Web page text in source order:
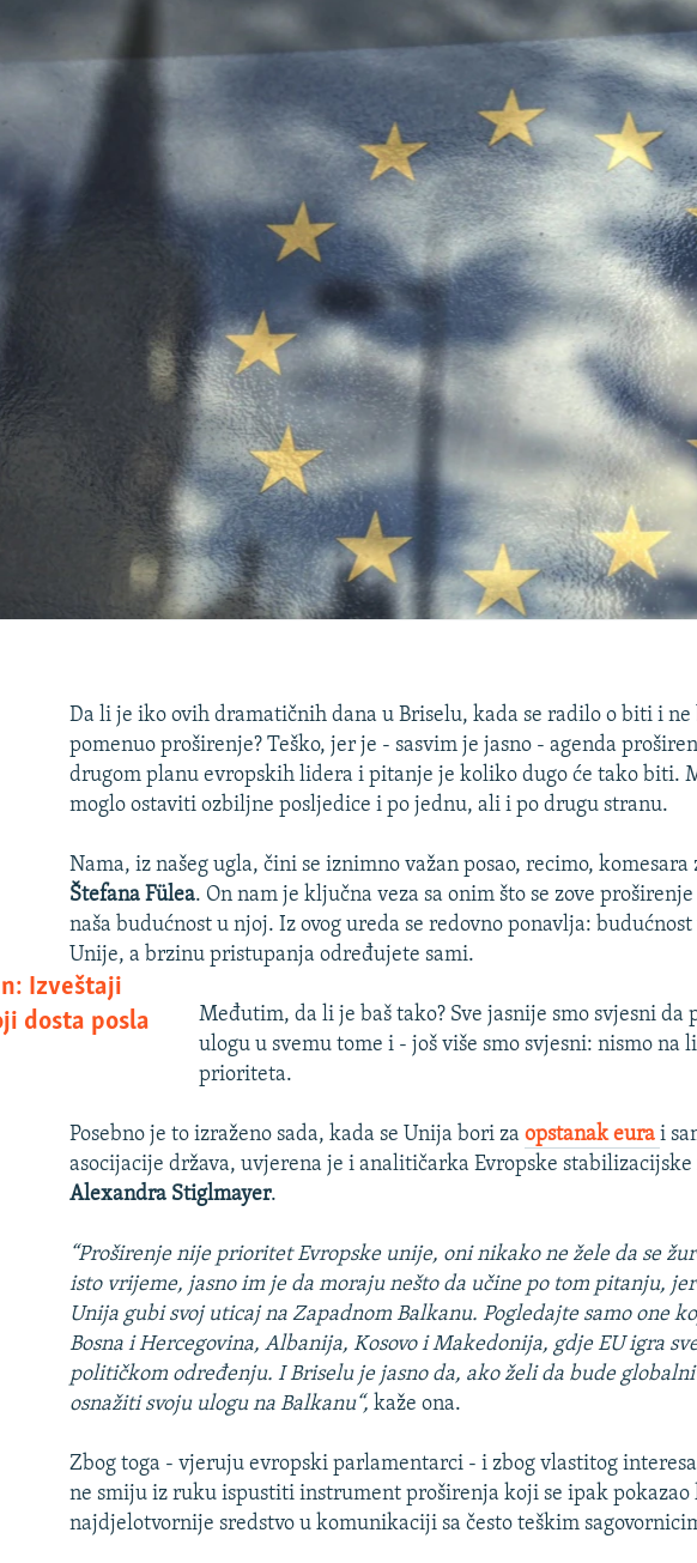
Da li je iko ovih dramatičnih dana u Briselu, kada se radilo o biti i ne
pomenuo proširenje? Teško, jer je - sasvim je jasno - agenda
drugom planu evropskih lidera i pitanje je koliko dugo će tako biti.
moglo ostaviti ozbiljne posljedice i po jednu, ali i po drugu stranu.
Nama, iz našeg ugla, čini se iznimno važan posao, recimo, komesara
Štefana Fülea. On nam je ključna veza sa onim što se zove
naša budućnost u njoj. Iz ovog ureda se redovno ponavlja:
Unije, a brzinu pristupanja određujete sami.
Izveštaji
dosta posla
Međutim, da li je baš tako? Sve jasnije smo svjesni da
ulogu u svemu tome i - još više smo svjesni: nismo na
prioriteta.
Posebno je to izraženo sada, kada se Unija bori zaopstanak eurai
asocijacije država, uvjerena je i analitičarka Evropske
Alexandra Stiglmayer.
“Proširenje nije prioritet Evropske unije, oni nikako ne žele da se
isto vrijeme, jasno im je da moraju nešto da učine po tom pitanju,
Unija gubi svoj uticaj na Zapadnom Balkanu. Pogledajte samo one
Bosna i Hercegovina, Albanija, Kosovo i Makedonija, gdje EU igra
političkom određenju. I Briselu je jasno da, ako želi da bude
osnažiti svoju ulogu na Balkanu“, kaže ona.
Zbog toga - vjeruju evropski parlamentarci - i zbog vlastitog
ne smiju iz ruku ispustiti instrument proširenja koji se ipak pokazao
najdjelotvornije sredstvo u komunikaciji sa često teškim